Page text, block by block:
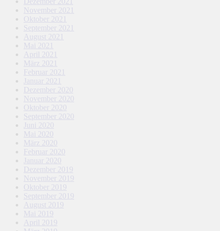
November 2021
Oktober 2021
September 2021
August 2021
Mai 2021
April 2021
März 2021
Februar 2021
Januar 2021
Dezember 2020
November 2020
Oktober 2020
September 2020
Juni 2020
Mai 2020
März 2020
Februar 2020
Januar 2020
Dezember 2019
November 2019
Oktober 2019
September 2019
August 2019
Mai 2019
April 2019